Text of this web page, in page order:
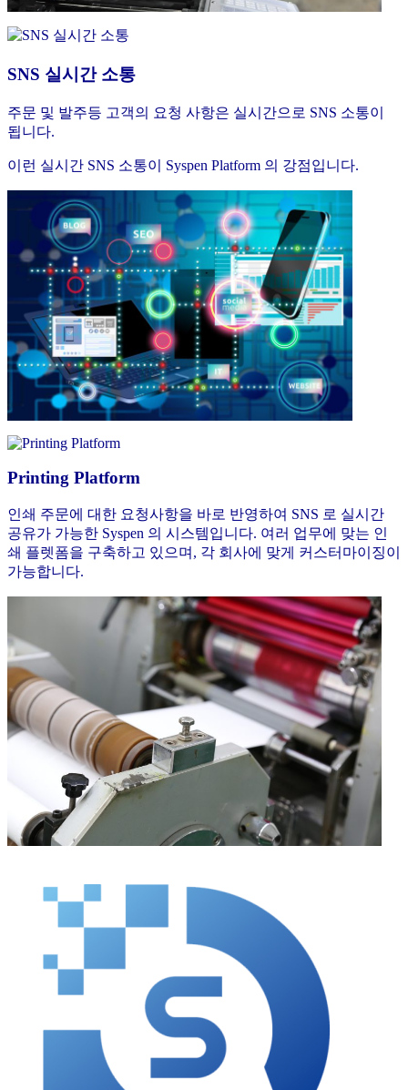
SNS 실시간 소통
주문 및 발주등 고객의 요청 사항은 실시간으로 SNS 소통이
됩니다.
이런 실시간 SNS 소통이 Syspen Platform 의 강점입니다.
Printing Platform
인쇄 주문에 대한 요청사항을 바로 반영하여 SNS 로 실시간
공유가 가능한 Syspen 의 시스템입니다. 여러 업무에 맞는 인
쇄 플렛폼을 구축하고 있으며, 각 회사에 맞게 커스터마이징이
가능합니다.